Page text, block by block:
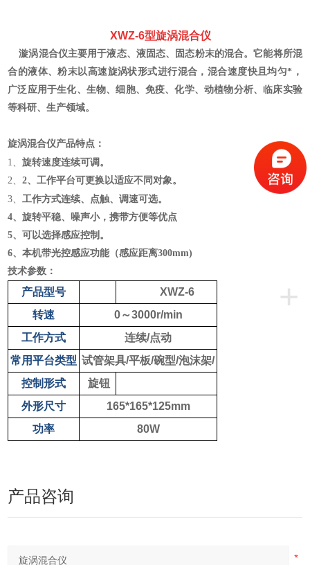
XWZ-6型旋涡混合仪
漩涡混合仪主要用于液态、液固态、固态粉末的混合。它能将所混
合的液体、粉末以高速旋涡状形式进行混合，混合速度快且均匀*，
广泛应用于生化、生物、细胞、免疫、化学、动植物分析、临床实验
等科研、生产领域。
旋涡混合仪产品特点：
1、旋转速度连续可调。
2、2、工作平台可更换以适应不同对象。
3、工作方式连续、点触、调速可选。
4、旋转平稳、噪声小，携带方便等优点
5、可以选择感应控制。
6、本机带光控感应功能（感应距离300mm)
技术参数：
+
产品型号
XWZ-6
转速
0～3000r/min
工作方式
连续/点动
常用平台类型 试管架具/平板/碗型/泡沫架/
控制形式
旋钮
外形尺寸
165*165*125mm
功率
80W
产品咨询